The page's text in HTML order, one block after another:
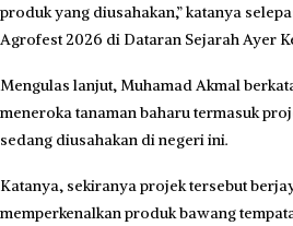
produk yang diusahakan,” katanya
Agrofest 2026 di Dataran Sejarah Ayer
Mengulas lanjut, Muhamad Akmal
meneroka tanaman baharu termasuk
sedang diusahakan di negeri ini.
Katanya, sekiranya projek tersebut
memperkenalkan produk bawang